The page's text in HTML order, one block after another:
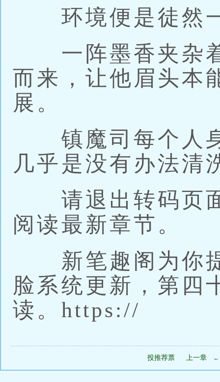
环境便是徒然
一阵墨香夹杂着
而来，让他眉头本
展。
镇魔司每个人身
几乎是没有办法清
请退出转码页面
阅读最新章节。
新笔趣阁为你提
脸系统更新，第四
读。https://
投推荐票 上一章 ←